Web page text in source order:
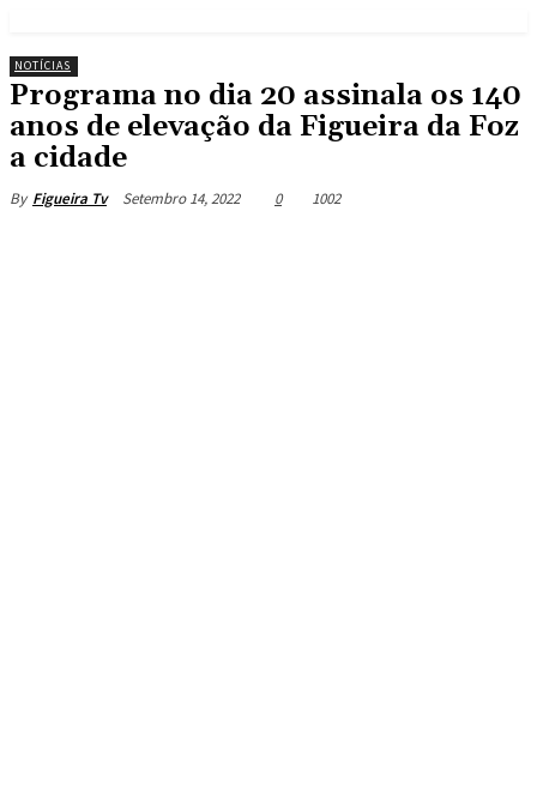
NOTÍCIAS
Programa no dia 20 assinala os 140
anos de elevação da Figueira da Foz
a cidade
By Figueira Tv Setembro 14, 2022 0 1002